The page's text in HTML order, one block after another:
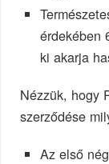
érdekében
ki akarja
Nézzük, hogy
szerződése
Az első